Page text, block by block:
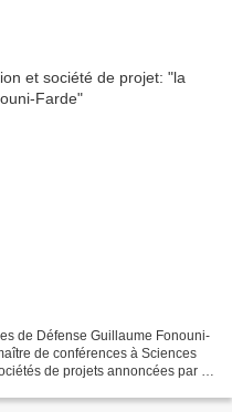
de Défense Guillaume Fonouni-
de conférences à Sciences
de projets annoncées par le